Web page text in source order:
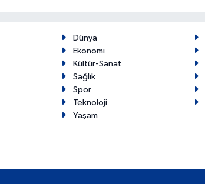
Dünya
Ekonomi
Kültür-Sanat
Sağlık
Spor
Teknoloji
Yaşam